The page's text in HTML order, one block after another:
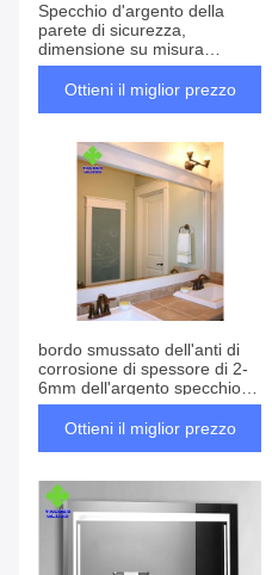
Specchio d'argento della
parete di sicurezza,
dimensione su misura
specchi pieni della parete di
ballo della parete
Ottieni il miglior prezzo
bordo smussato dell'anti di
corrosione di spessore di 2-
6mm dell'argento specchio
della parete per il portacatino
Ottieni il miglior prezzo